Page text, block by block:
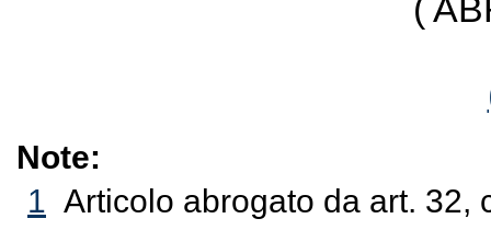
(
Note:
1 Articolo abrogato da art. 32,